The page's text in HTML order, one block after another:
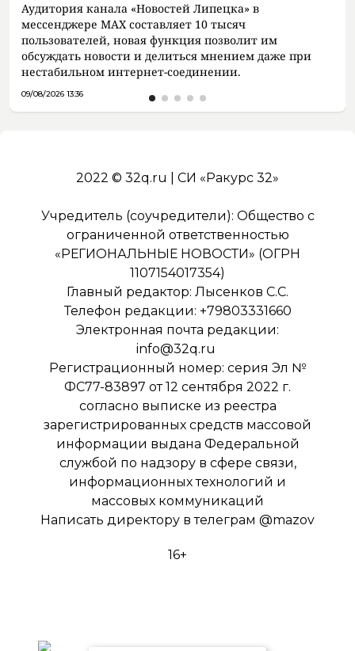
Аудитория канала «Новостей Липецка» в
мессенджере MAX составляет 10 тысяч
пользователей, новая функция позволит им
обсуждать новости и делиться мнением даже при
нестабильном интернет-соединении.
09/08/2026 13:36
2022 © 32q.ru | СИ «Ракурс 32»
Учредитель (соучредители): Общество с
ограниченной ответственностью
«РЕГИОНАЛЬНЫЕ НОВОСТИ» (ОГРН
1107154017354)
Главный редактор: Лысенков С.С.
Телефон редакции: +79803331660
Электронная почта редакции:
info@32q.ru
Регистрационный номер: серия Эл №
ФС77-83897 от 12 сентября 2022 г.
согласно выписке из реестра
зарегистрированных средств массовой
информации выдана Федеральной
службой по надзору в сфере связи,
информационных технологий и
массовых коммуникаций
Написать директору в телеграм @mazov
16+